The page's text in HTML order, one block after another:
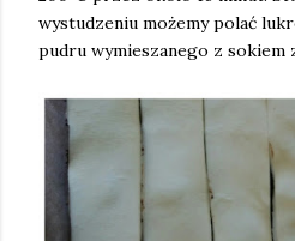
wystudzeniu możemy polać
pudru wymieszanego z sokiem